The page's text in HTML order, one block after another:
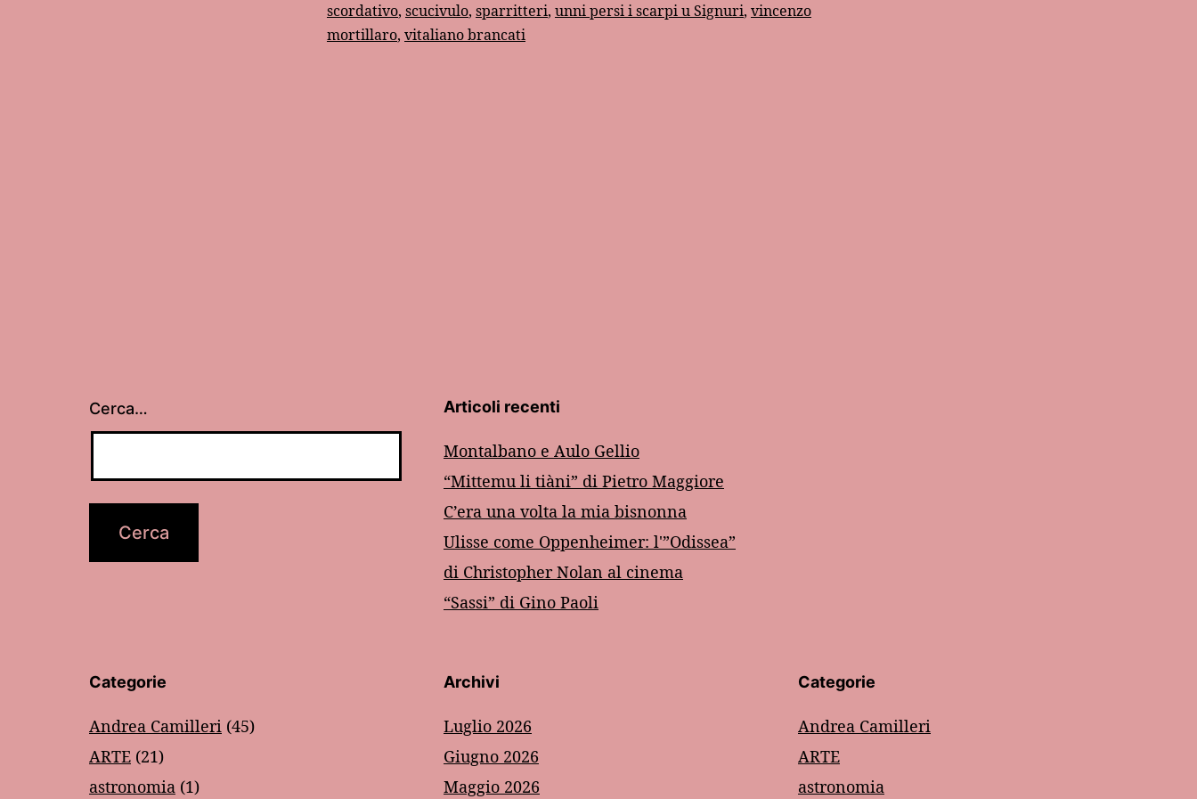
scordativo, scucivulo, sparritteri, unni persi i scarpi u Signuri, vincenzo
mortillaro, vitaliano brancati
Cerca… Articoli recenti
Montalbano e Aulo Gellio
“Mittemu li tiàni” di Pietro Maggiore
C’era una volta la mia bisnonna
Ulisse come Oppenheimer: l'”Odissea”
di Christopher Nolan al cinema
“Sassi” di Gino Paoli
Categorie
Andrea Camilleri (45)
ARTE (21)
astronomia (1)
Archivi
Luglio 2026
Giugno 2026
Maggio 2026
Categorie
Andrea Camilleri
ARTE
astronomia